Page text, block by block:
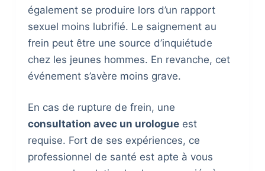
également se produire lors d’un rapport
sexuel moins lubrifié. Le saignement au
frein peut être une source d’inquiétude
chez les jeunes hommes. En revanche, cet
événement s’avère moins grave.
En cas de rupture de frein, une
consultation avec un urologueest
requise. Fort de ses expériences, ce
professionnel de santé est apte à vous